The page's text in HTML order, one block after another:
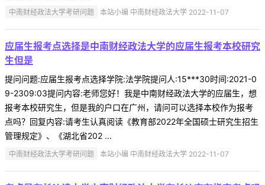
中南财经政法大学考研问题 本站小编 中南财经政法大学 2022-11-07
应届生报考点选择是中南财经政法大学的应届生报考本校研究
生但是
提问问题:应届生报考点选择学院:法学院提问人:15***30时间:2021-0
9-2309:03提问内容:老师您好！我是中南财经政法大学的应届生，想
报考本校研究生，但是我的户口在广州，请问可以选择本校作为报考
点吗？回复内容:请考生认真阅读《教育部2022年全国硕士研究生招生
管理规定》、《湖北省202 ...
中南财经政法大学考研问题 本站小编 中南财经政法大学 2022-11-07